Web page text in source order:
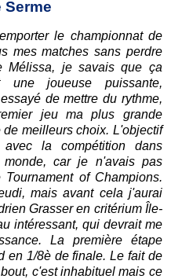
le championnat de
mes matches sans perdre
Mélissa, je savais que ça
joueuse puissante,
de mettre du rythme,
jeu ma plus grande
meilleurs choix. L'objectif
la compétition dans
car je n'avais pas
of Champions.
mais avant cela j'aurai
Grasser en critérium Île-
intéressant, qui devrait me
La première étape
en 1/8è de finale. Le fait de
c'est inhabituel mais ce